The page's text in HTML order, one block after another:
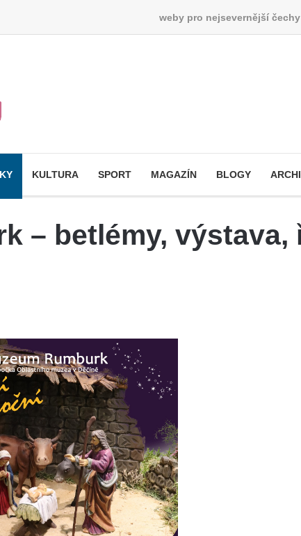
weby pro nejsevernější čechy
KULTURA SPORT MAGAZÍN BLOGY
– betlémy,